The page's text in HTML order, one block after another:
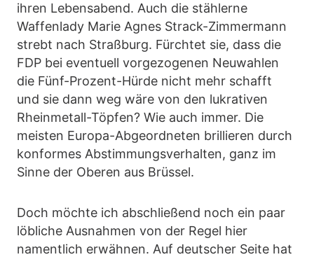
ihren Lebensabend. Auch die stählerne
Waffenlady Marie Agnes Strack-Zimmermann
strebt nach Straßburg. Fürchtet sie, dass die
FDP bei eventuell vorgezogenen Neuwahlen
die Fünf-Prozent-Hürde nicht mehr schafft
und sie dann weg wäre von den lukrativen
Rheinmetall-Töpfen? Wie auch immer. Die
meisten Europa-Abgeordneten brillieren durch
konformes Abstimmungsverhalten, ganz im
Sinne der Oberen aus Brüssel.
Doch möchte ich abschließend noch ein paar
löbliche Ausnahmen von der Regel hier
namentlich erwähnen. Auf deutscher Seite hat